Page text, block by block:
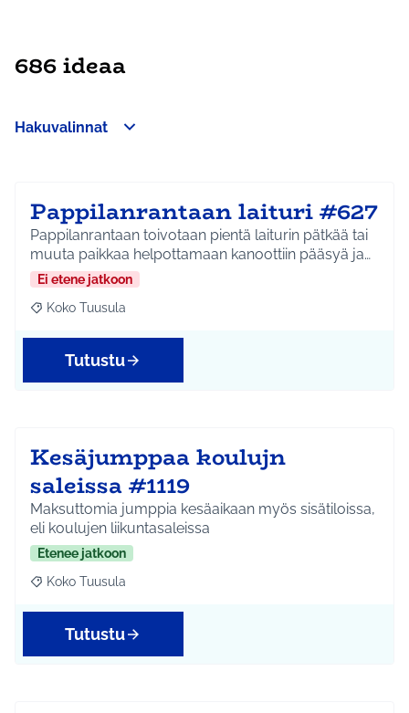
686 ideaa
Hakuvalinnat
−
Pappilanrantaan laituri #627
Pappilanrantaan toivotaan pientä laiturin pätkää tai
muuta paikkaa helpottamaan kanoottiin pääsyä ja…
Ei etene jatkoon
Rajaa tulokset aihepiirin mukaan: Koko Tuusula
Koko Tuusula
Tutustu
Kesäjumppaa koulujn
saleissa #1119
Maksuttomia jumppia kesäaikaan myös sisätiloissa,
eli koulujen liikuntasaleissa
Etenee jatkoon
Rajaa tulokset aihepiirin mukaan: Koko Tuusula
Koko Tuusula
Tutustu